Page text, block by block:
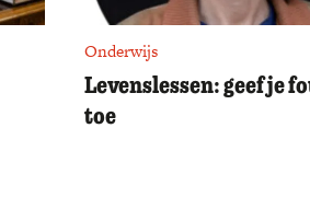
Onderwijs
Levenslessen: geef je
toe